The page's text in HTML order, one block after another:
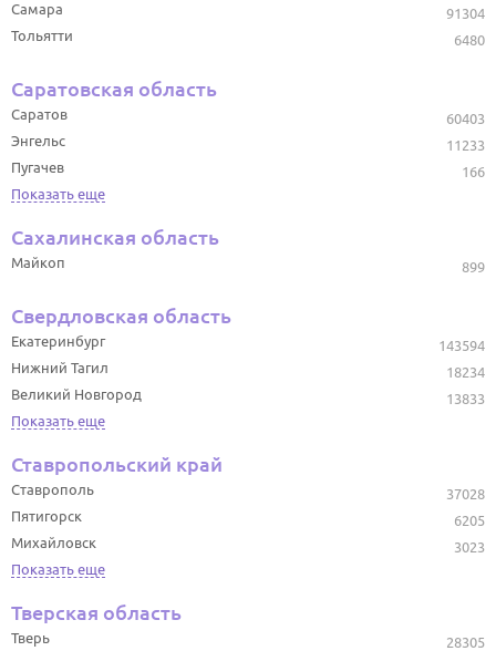
91304
Самара
6480
Тольятти
Саратовская область
60403
Саратов
11233
Энгельс
166
Пугачев
Показать еще
Сахалинская область
899
Майкоп
Свердловская область
143594
Екатеринбург
18234
Нижний Тагил
13833
Великий Новгород
Показать еще
Ставропольский край
37028
Ставрополь
6205
Пятигорск
3023
Михайловск
Показать еще
Тверская область
28305
Тверь